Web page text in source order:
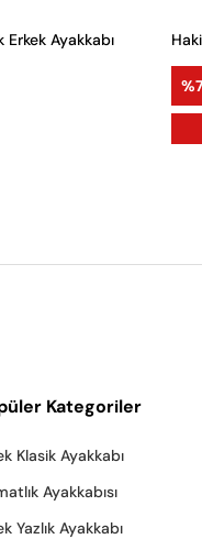
Erkek Ayakkabı
%7
Kategoriler
Klasik Ayakkabı
Ayakkabısı
Yazlık Ayakkabı